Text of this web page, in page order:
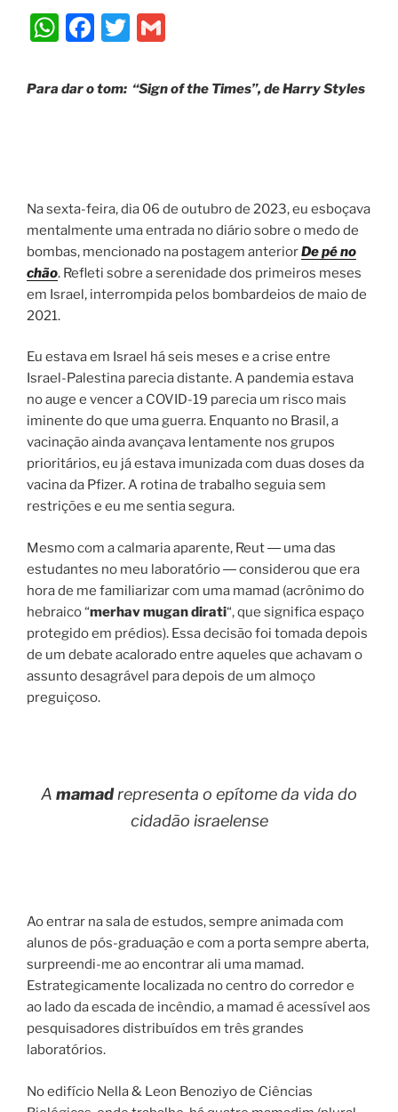
W
at
p
F
c
o
k
T
itt ai
Para dar o tom: “Sign of the Times”, de Harry Styles
Na sexta-feira, dia 06 de outubro de 2023, eu esboçava
mentalmente uma entrada no diário sobre o medo de
bombas, mencionado na postagem anteriorDe pé no
chão. Refleti sobre a serenidade dos primeiros meses
em Israel, interrompida pelos bombardeios de maio de
2021.
Eu estava em Israel há seis meses e a crise entre
Israel-Palestina parecia distante. A pandemia estava
no auge e vencer a COVID-19 parecia um risco mais
iminente do que uma guerra. Enquanto no Brasil, a
vacinação ainda avançava lentamente nos grupos
prioritários, eu já estava imunizada com duas doses da
vacina da Pfizer. A rotina de trabalho seguia sem
restrições e eu me sentia segura.
Mesmo com a calmaria aparente, Reut ― uma das
estudantes no meu laboratório ― considerou que era
hora de me familiarizar com uma mamad (acrônimo do
hebraico “merhav mugan dirati“, que significa espaço
protegido em prédios). Essa decisão foi tomada depois
de um debate acalorado entre aqueles que achavam o
assunto desagrável para depois de um almoço
preguiçoso.
A mamadrepresenta o epítome da vida do
cidadão israelense
Ao entrar na sala de estudos, sempre animada com
alunos de pós-graduação e com a porta sempre aberta,
surpreendi-me ao encontrar ali uma mamad.
Estrategicamente localizada no centro do corredor e
ao lado da escada de incêndio, a mamad é acessível aos
pesquisadores distribuídos em três grandes
laboratórios.
No edifício Nella & Leon Benoziyo de Ciências